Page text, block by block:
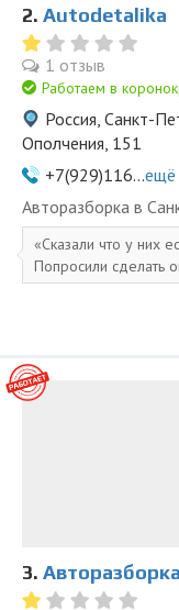
2. Autodetalika
1 отзыв
Работаем в
Россия, Санкт-
Ополчения, 151
+7(929)116...ещё
Авторазборка в
Сказали что у них
Попросили сделать
3.